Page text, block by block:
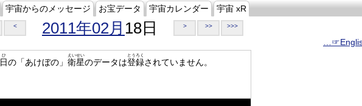
宇宙からのメッセージ お宝データ 宇宙カレンダー 宇宙 xR
< 2011年02月 18日 > >> >>>
日
ひ
の「あけぼの」 衛星
えいせい
のデータは登録
とうろく
されていません。